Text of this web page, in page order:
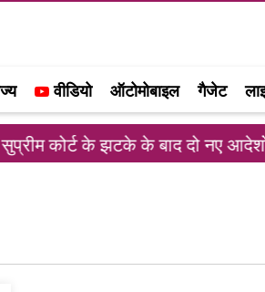
वीडियो ऑटोमोबाइल गैजेट
कोर्ट के झटके के बाद दो नए आदेशों पर